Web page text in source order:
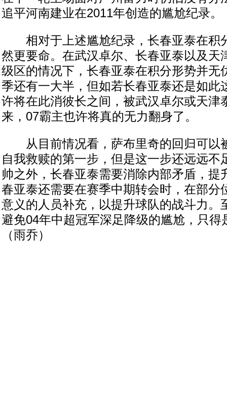
追平河南建业在2011年创造的尴尬纪录。
相对于上述尴尬纪录，长春亚泰在积
然更要命。在武汉卓尔、长春亚泰以及天
级区的情况下，长春亚泰在积分形势并无
季还有一大半，但如若长春亚泰还是如此
许将在此消彼长之间，被武汉卓尔或天津
来，07霸主也许将真的无力翻身了。
从目前情况看，萨布里奇的回归可以
自我救赎的第一步，但是这一步还远远不
帅之外，长春亚泰需要消除内部矛盾，提
春亚泰还需要在赛季中期转会时，在部分
意义的人员补充，以提升球队的战斗力。
避免04年中超冠军深足降级的尴尬，只得
（雨乔）